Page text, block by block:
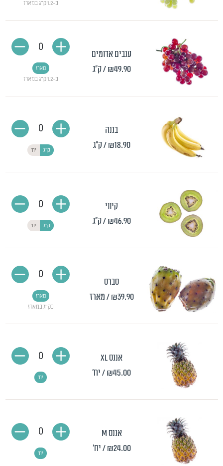
כ-1.2 ק"ג במארז
ענבים אדומים
₪49.90 / ק"ג
כ-1.2 ק"ג במארז
מארז
0
בננה
₪18.90 / ק"ג ק"ג יח'
0
קיווי
₪46.90 / ק"ג ק"ג יח'
0
סברס
₪39.90 / מארז
כק"ג במארז
מארז
0
אננס XL
₪45.00/ יח' יח'
0
אננס M
₪24.00 / יח' יח'
0